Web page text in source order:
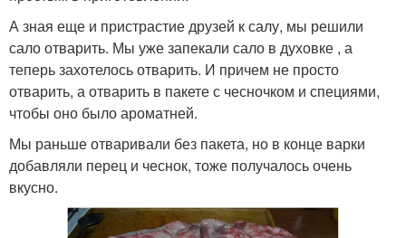
А зная еще и пристрастие друзей к салу, мы решили
сало отварить. Мы уже запекали сало в духовке , а
теперь захотелось отварить. И причем не просто
отварить, а отварить в пакете с чесночком и специями,
чтобы оно было ароматней.
Мы раньше отваривали без пакета, но в конце варки
добавляли перец и чеснок, тоже получалось очень
вкусно.